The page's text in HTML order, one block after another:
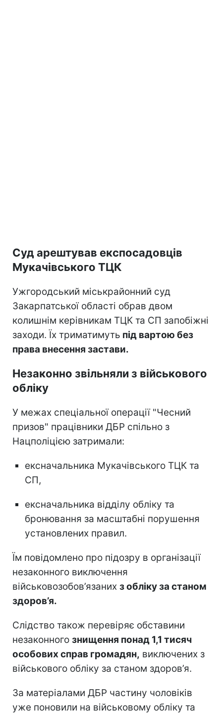
Суд арештував експосадовців
Мукачівського ТЦК
Ужгородський міськрайонний суд
Закарпатської області обрав двом
колишнім керівникам ТЦК та СП запобіжні
заходи. Їх триматимуть під вартою без
права внесення застави.
Незаконно звільняли з військового
обліку
У межах спеціальної операції "Чесний
призов" працівники ДБР спільно з
Нацполіцією затримали:
ексначальника Мукачівського ТЦК та
СП,
ексначальника відділу обліку та
бронювання за масштабні порушення
установлених правил.
Їм повідомлено про підозру в організації
незаконного виключення
військовозобов’язаних з обліку за станом
здоров’я.
Слідство також перевіряє обставини
незаконного знищення понад 1,1 тисяч
особових справ громадян, виключених з
військового обліку за станом здоров’я.
За матеріалами ДБР частину чоловіків
уже поновили на військовому обліку та